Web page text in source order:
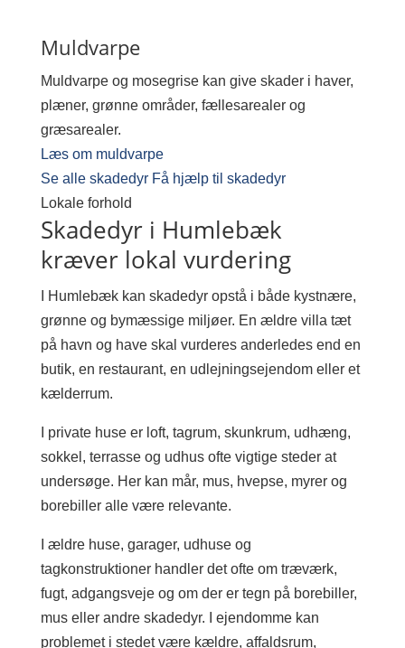
Muldvarpe
Muldvarpe og mosegrise kan give skader i haver,
plæner, grønne områder, fællesarealer og
græsarealer.
Læs om muldvarpe
Se alle skadedyr Få hjælp til skadedyr
Lokale forhold
Skadedyr i Humlebæk
kræver lokal vurdering
I Humlebæk kan skadedyr opstå i både kystnære,
grønne og bymæssige miljøer. En ældre villa tæt
på havn og have skal vurderes anderledes end en
butik, en restaurant, en udlejningsejendom eller et
kælderrum.
I private huse er loft, tagrum, skunkrum, udhæng,
sokkel, terrasse og udhus ofte vigtige steder at
undersøge. Her kan mår, mus, hvepse, myrer og
borebiller alle være relevante.
I ældre huse, garager, udhuse og
tagkonstruktioner handler det ofte om træværk,
fugt, adgangsveje og om der er tegn på borebiller,
mus eller andre skadedyr. I ejendomme kan
problemet i stedet være kældre, affaldsrum,